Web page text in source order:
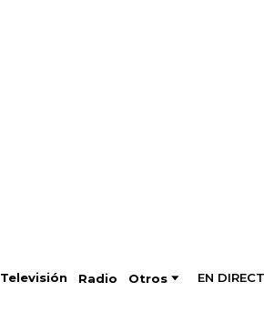
Televisión Radio Otros EN